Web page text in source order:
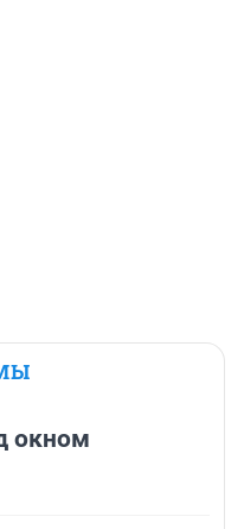
окном